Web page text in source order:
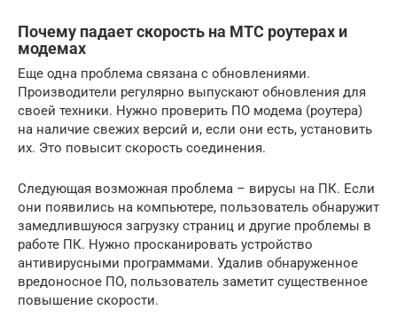
Почему падает скорость на МТС роутерах и
модемах
Еще одна проблема связана с обновлениями.
Производители регулярно выпускают обновления для
своей техники. Нужно проверить ПО модема (роутера)
на наличие свежих версий и, если они есть, установить
их. Это повысит скорость соединения.
Следующая возможная проблема – вирусы на ПК. Если
они появились на компьютере, пользователь обнаружит
замедлившуюся загрузку страниц и другие проблемы в
работе ПК. Нужно просканировать устройство
антивирусными программами. Удалив обнаруженное
вредоносное ПО, пользователь заметит существенное
повышение скорости.